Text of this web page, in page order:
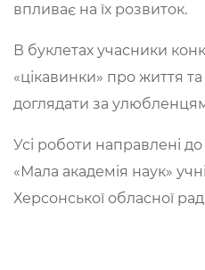
впливає на їх розвиток.
В буклетах учасники
«цікавинки» про життя
доглядати за
Усі роботи направлені
«Мала академія наук»
Херсонської обласної